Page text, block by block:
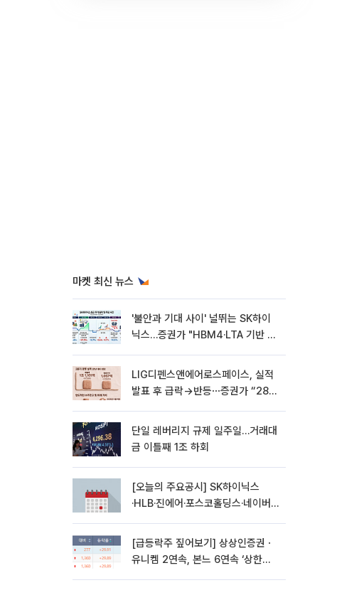
마켓 최신 뉴스
'불안과 기대 사이' 널뛰는 SK하이
닉스…증권가 "HBM4·LTA 기반 펀
LIG디펜스앤에어로스페이스, 실적
발표 후 급락→반등⋯증권가 “28년
단일 레버리지 규제 일주일…거래대
금 이틀째 1조 하회
[오늘의 주요공시] SK하이닉스
·HLB·진에어·포스코홀딩스·네이버·
[급등락주 짚어보기] 상상인증권ㆍ
유니켐 2연속, 본느 6연속 ‘상한